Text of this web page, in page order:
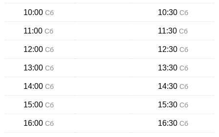
10:00 Сб 10:30 Сб
11:00 Сб 11:30 Сб
12:00 Сб 12:30 Сб
13:00 Сб 13:30 Сб
14:00 Сб 14:30 Сб
15:00 Сб 15:30 Сб
16:00 Сб 16:30 Сб